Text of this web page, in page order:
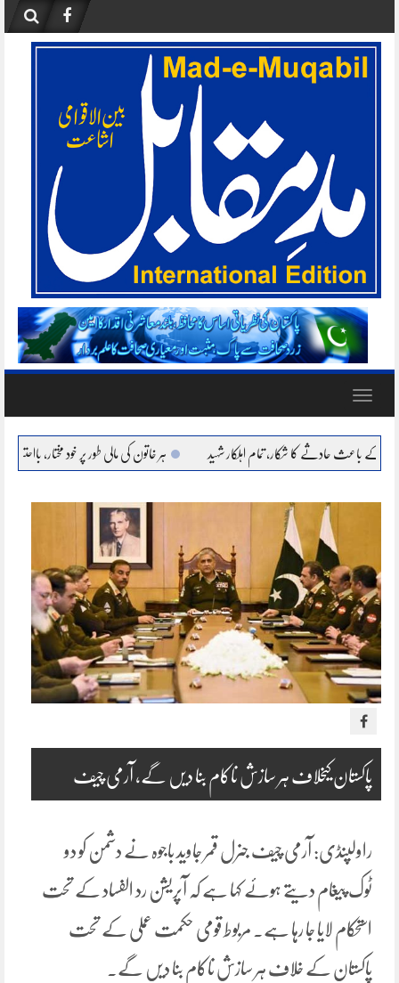
content
Toggle
شکار، تمام اہلکار شہید ہر خاتون کی مالی طور پر خود مختار، بااحتیار بنانا ہمارا عزم : مریم
پاکستان کیخلاف ہر سازش ناکام بنا دیں گے، آرمی چیف
راولپنڈی: آرمی چیف جنرل قمر جاوید باجوہ نے دشمن کو دو
ٹوک پیغام دیتے ہوئے کہا ہے کہ آپریشن رد الفساد کے تحت
استحکام لایا جا رہا ہے۔ مربوط قومی حکمت عملی کے تحت
پاکستان کے خلاف ہر سازش ناکام بنا دیں گے۔